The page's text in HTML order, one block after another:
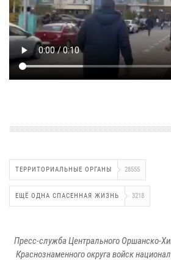
ТЕРРИТОРИАЛЬНЫЕ ОРГАНЫ 28555
ЕЩЁ ОДНА СПАСЕННАЯ ЖИЗНЬ 3218
Пресс-служба Центрального Оршанско-
Краснознаменного округа войск